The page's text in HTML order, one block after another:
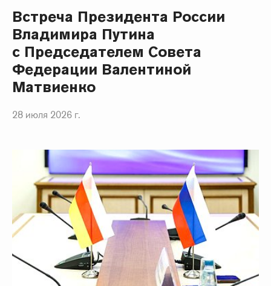
Встреча Президента России
Владимира Путина
с Председателем Совета
Федерации Валентиной
Матвиенко
28 июля 2026 г.